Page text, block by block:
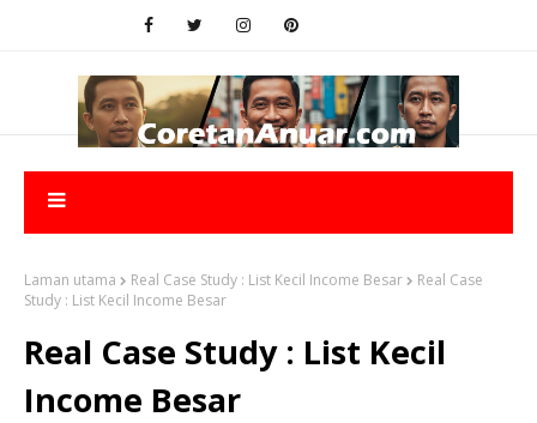
Laman utama Real Case Study : List Kecil Income Besar
Real Case
Study : List Kecil Income Besar
Real Case Study : List Kecil
Income Besar